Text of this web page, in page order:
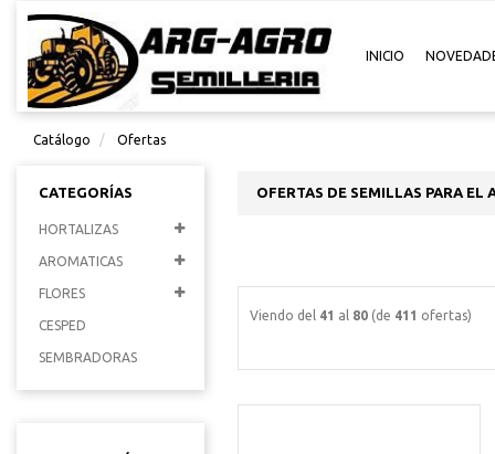
INICIO
Catálogo Ofertas
CATEGORÍAS
HORTALIZAS
AROMATICAS
FLORES
CESPED
SEMBRADORAS
OFERTAS DE SEMILLAS PARA
Viendo del 41 al 80 (de 411 ofertas)